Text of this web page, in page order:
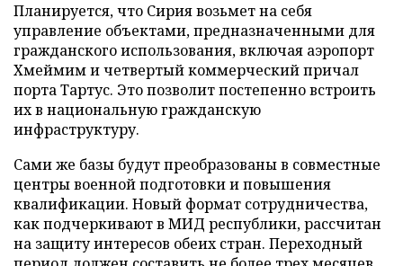
Планируется, что Сирия возьмет на себя
управление объектами, предназначенными для
гражданского использования, включая аэропорт
Хмеймим и четвертый коммерческий причал
порта Тартус. Это позволит постепенно встроить
их в национальную гражданскую
инфраструктуру.
Сами же базы будут преобразованы в совместные
центры военной подготовки и повышения
квалификации. Новый формат сотрудничества,
как подчеркивают в МИД республики, рассчитан
на защиту интересов обеих стран. Переходный